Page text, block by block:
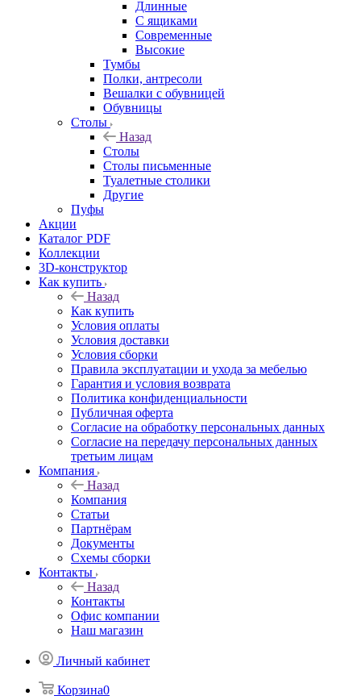
Длинные
С ящиками
Современные
Высокие
Тумбы
Полки, антресоли
Вешалки с обувницей
Обувницы
Столы
Назад
Столы
Столы письменные
Туалетные столики
Другие
Пуфы
Акции
Каталог PDF
Коллекции
3D-конструктор
Как купить
Назад
Как купить
Условия оплаты
Условия доставки
Условия сборки
Правила эксплуатации и ухода за мебелью
Гарантия и условия возврата
Политика конфиденциальности
Публичная оферта
Согласие на обработку персональных данных
Согласие на передачу персональных данных
третьим лицам
Компания
Назад
Компания
Статьи
Партнёрам
Документы
Схемы сборки
Контакты
Назад
Контакты
Офис компании
Наш магазин
Личный кабинет
Корзина0